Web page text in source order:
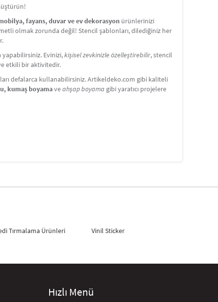
fayans, duvar ve ev dekorasyon ürünlerinizi
olmak zorunda değil! Stencil şablonları, dilediğiniz her
Evinizi,kişisel zevkinizle özelleştirebilir, stencil
etkili bir aktivitedir.
defalarca kullanabilirsiniz. Artikeldeko.com gibi kaliteli
kumaş boyamaveahşap boyama gibi yaratıcı projelere
Tırmalama Ürünleri Vinil Sticker
Hızlı Menü